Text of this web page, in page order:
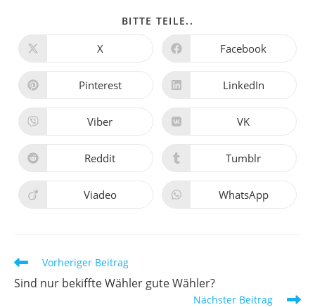
BITTE TEILE..
Öffnet
neuen
Fenster
X Öffnet
neuen
Fenster
Facebook
Öffnet
neuen
Fenster
Pinterest Öffnet
neuen
Fenster
LinkedIn
Öffnet
neuen
Fenster
Viber Öffnet
neuen
Fenster
VK
Öffnet
neuen
Fenster
Reddit Öffnet
neuen
Fenster
Tumblr
Öffnet
Viadeo Öffnet
WhatsApp
Weitere
Artikel
ansehen
Vorheriger Beitrag
Sind nur bekiffte Wähler gute Wähler?
Nächster Beitrag